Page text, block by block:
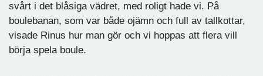
svårt i det blåsiga vädret, med roligt hade vi. På
boulebanan, som var både ojämn och full av tallkottar,
visade Rinus hur man gör och vi hoppas att flera vill
börja spela boule.